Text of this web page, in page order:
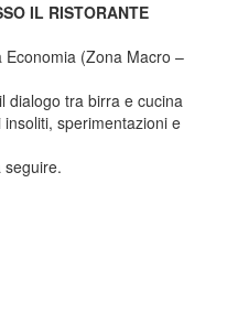
IL RISTORANTE
Economia (Zona Macro –
dialogo tra birra e cucina
sperimentazioni e
seguire.